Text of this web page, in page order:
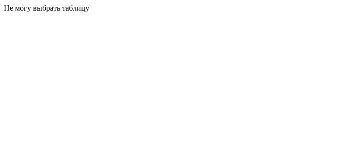
Не могу выбрать таблицу